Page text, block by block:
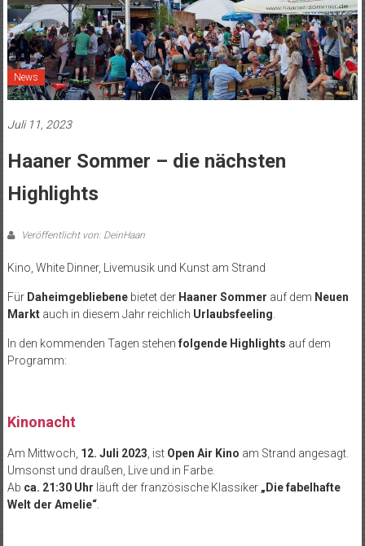
News
Juli 11, 2023
Haaner Sommer – die nächsten
Highlights
Veröffentlicht von: DeinHaan
Kino, White Dinner, Livemusik und Kunst am Strand
Für Daheimgebliebenebietet der Haaner Sommer auf dem Neuen
Marktauch in diesem Jahr reichlich Urlaubsfeeling
In den kommenden Tagen stehen folgende Highlights auf dem
Programm:
Kinonacht
Am Mittwoch, 12. Juli 2023 , ist Open Air Kino am Strand angesagt.
Umsonst und draußen, Live und in Farbe.
Ab ca. 21:30 Uhr läuft der französische Klassiker „Die fabelhafte
Welt der Amelie“.